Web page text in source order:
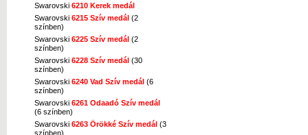
Swarovski 6210 Kerek medál
Swarovski 6215 Szív medál (2
színben)
Swarovski 6225 Szív medál (2
színben)
Swarovski 6228 Szív medál (30
színben)
Swarovski 6240 Vad Szív medál (6
színben)
Swarovski 6261 Odaadó Szív medál
(6 színben)
Swarovski 6263 Örökké Szív medál (3
színben)